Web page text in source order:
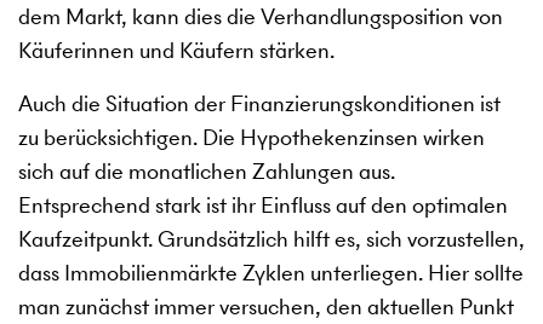
dem Markt, kann dies die Verhandlungsposition von
Käuferinnen und Käufern stärken.
Auch die Situation der Finanzierungskonditionen ist
zu berücksichtigen. Die Hypothekenzinsen wirken
sich auf die monatlichen Zahlungen aus.
Entsprechend stark ist ihr Einfluss auf den optimalen
Kaufzeitpunkt. Grundsätzlich hilft es, sich vorzustellen,
dass Immobilienmärkte Zyklen unterliegen. Hier sollte
man zunächst immer versuchen, den aktuellen Punkt